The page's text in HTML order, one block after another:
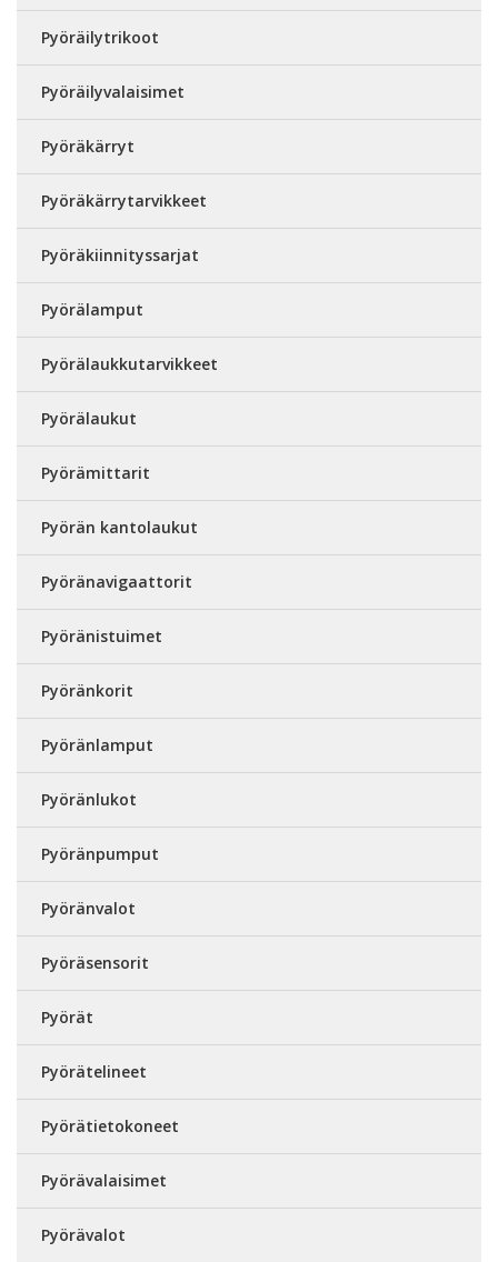
Pyöräilytrikoot
Pyöräilyvalaisimet
Pyöräkärryt
Pyöräkärrytarvikkeet
Pyöräkiinnityssarjat
Pyörälamput
Pyörälaukkutarvikkeet
Pyörälaukut
Pyörämittarit
Pyörän kantolaukut
Pyöränavigaattorit
Pyöränistuimet
Pyöränkorit
Pyöränlamput
Pyöränlukot
Pyöränpumput
Pyöränvalot
Pyöräsensorit
Pyörät
Pyörätelineet
Pyörätietokoneet
Pyörävalaisimet
Pyörävalot